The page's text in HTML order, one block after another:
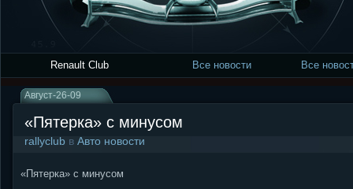
Renault Club Все новости Все
Август-26-09
«Пятерка» с минусом
rallyclub в Авто новости
«Пятерка» с минусом